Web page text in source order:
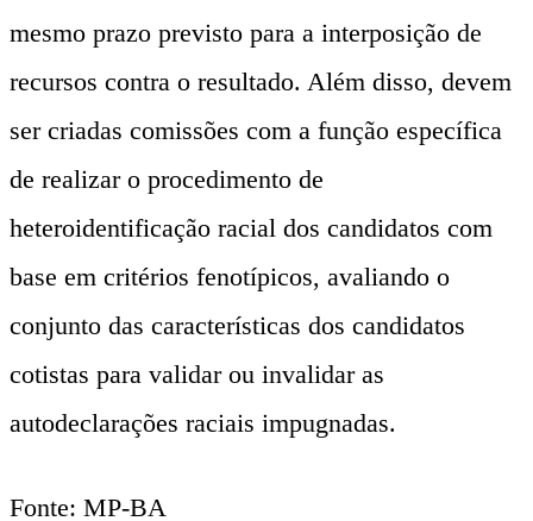
mesmo prazo previsto para a interposição de
recursos contra o resultado. Além disso, devem
ser criadas comissões com a função específica
de realizar o procedimento de
heteroidentificação racial dos candidatos com
base em critérios fenotípicos, avaliando o
conjunto das características dos candidatos
cotistas para validar ou invalidar as
autodeclarações raciais impugnadas.
Fonte: MP-BA